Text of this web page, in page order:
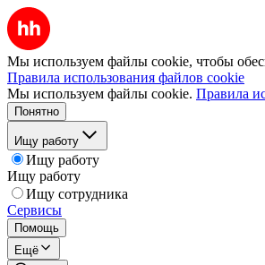
Мы используем файлы cookie, чтобы
Правила использования файлов cookie
Мы используем файлы cookie. Правила
Понятно
Ищу работу
Ищу работу
Ищу работу
Ищу сотрудника
Сервисы
Помощь
Ещё